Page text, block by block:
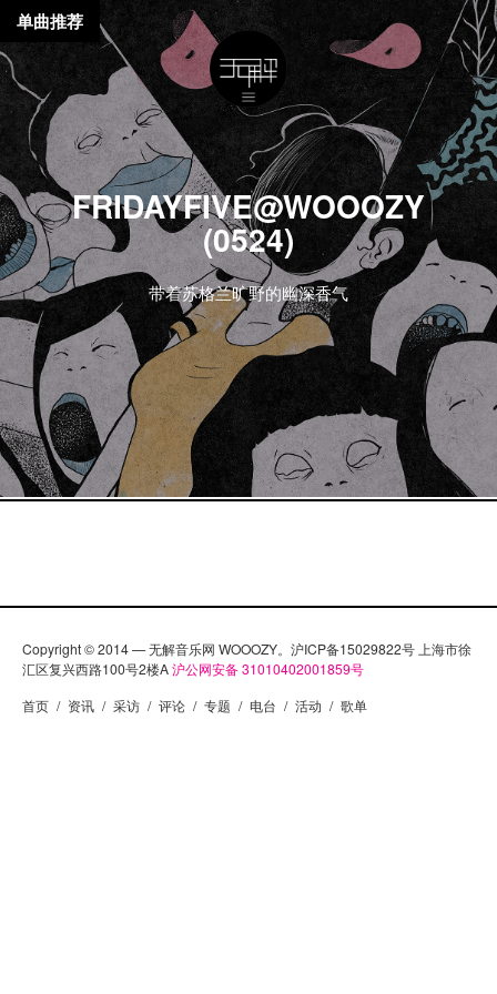
FRIDAYFIVE@WOOOZY
(0524)
带着苏格兰旷野的幽深香气
单曲推荐
Copyright © 2014 — 无解音乐网 WOOOZY。沪ICP备15029822号 上海市徐
汇区复兴西路100号2楼A沪公网安备 31010402001859号
首页 / 资讯 / 采访 / 评论 / 专题 / 电台 / 活动 / 歌单